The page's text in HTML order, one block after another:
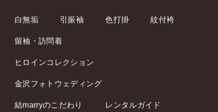
白無垢 引振袖 色打掛 紋付袴
留袖・訪問着
ヒロインコレクション
金沢フォトウェディング
結marryのこだわり レンタルガイド